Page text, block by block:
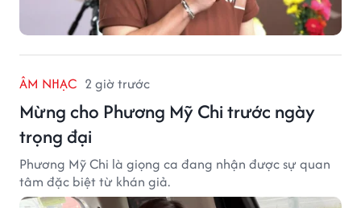
ÂM NHẠC 2 giờ trước
Mừng cho Phương Mỹ Chi trước ngày
trọng đại
Phương Mỹ Chi là giọng ca đang nhận được sự quan
tâm đặc biệt từ khán giả.